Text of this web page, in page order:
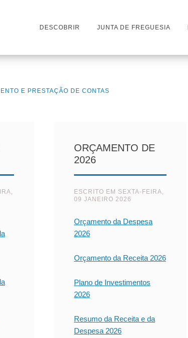
DESCOBRIR JUNTA DE FREGUESIA
E PRESTAÇÃO DE CONTAS
ORÇAMENTO DE
2026
ESCRITO EM SEXTA-FEIRA,
09 JANEIRO 2026
Orçamento da Despesa
2026
Orçamento da Receita 2026
Plano de Investimentos
2026
Resumo da Receita e da
Despesa 2026